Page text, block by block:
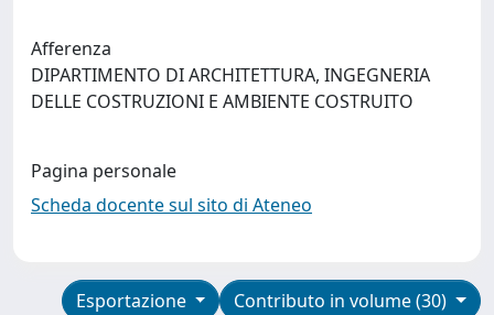
Afferenza
DIPARTIMENTO DI ARCHITETTURA, INGEGNERIA
DELLE COSTRUZIONI E AMBIENTE COSTRUITO
Pagina personale
Scheda docente sul sito di Ateneo
Contributo in volume (30)
Esportazione